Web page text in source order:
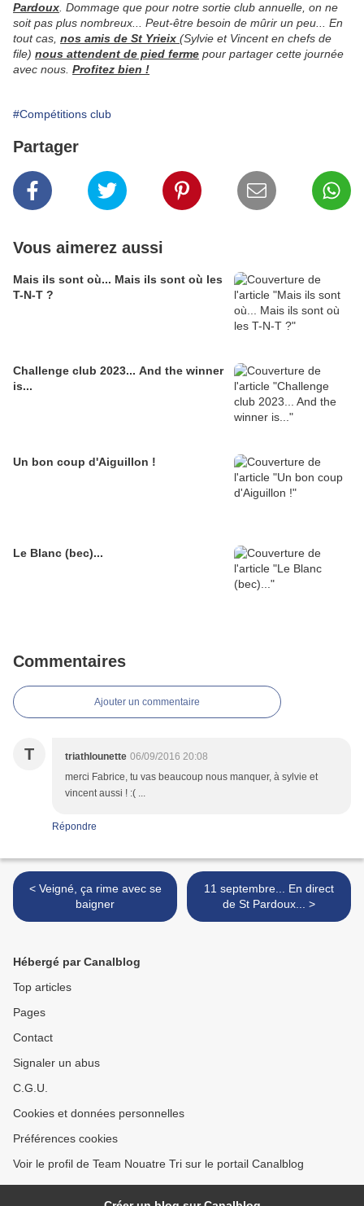
Pardoux . Dommage que pour notre sortie club annuelle, on ne
soit pas plus nombreux... Peut-être besoin de mûrir un peu... En
tout cas, nos amis de St Yrieix (Sylvie et Vincent en chefs de
file) nous attendent de pied ferme pour partager cette journée
avec nous. Profitez bien !
#Compétitions club
Partager
Vous aimerez aussi
Mais ils sont où... Mais ils sont où les
T-N-T ?
Challenge club 2023... And the winner
is...
Un bon coup d'Aiguillon !
Le Blanc (bec)...
Commentaires
Ajouter un commentaire
T triathlounette 06/09/2016 20:08
merci Fabrice, tu vas beaucoup nous manquer, à sylvie et
vincent aussi ! :( ...
Répondre
< Veigné, ça rime avec se
baigner
11 septembre... En direct
de St Pardoux... >
Hébergé par Canalblog
Top articles
Pages
Contact
Signaler un abus
C.G.U.
Cookies et données personnelles
Préférences cookies
Voir le profil de Team Nouatre Tri sur le portail Canalblog